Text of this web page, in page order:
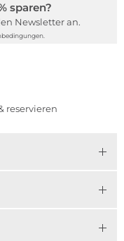
sparen?
Newsletter an.
reservieren